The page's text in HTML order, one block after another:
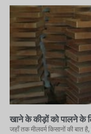
खाने के कीड़ों को पालने के
जहाँ तक मीलवर्म किसानों की बात